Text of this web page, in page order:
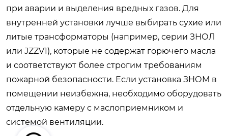
при аварии и выделения вредных газов. Для
внутренней установки лучше выбирать сухие или
литые трансформаторы (например, серии ЗНОЛ
или JZZV1), которые не содержат горючего масла
и соответствуют более строгим требованиям
пожарной безопасности. Если установка ЗНОМ в
помещении неизбежна, необходимо оборудовать
отдельную камеру с маслоприемником и
системой вентиляции.